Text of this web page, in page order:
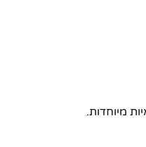
מיוחדות.